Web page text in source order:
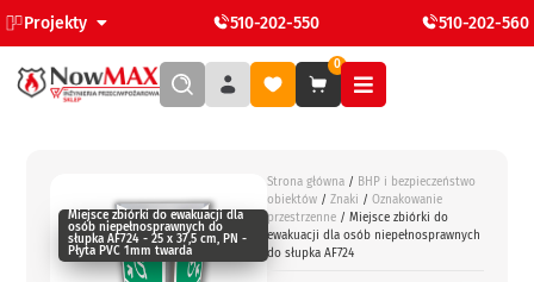
Projekty 510-202-550 510-202-560
0
Miejsce zbiórki do ewakuacji dla
osób niepełnosprawnych do
słupka AF724 - 25 x 37,5 cm, PN -
Płyta PVC 1mm twarda
Strona główna / BHP i bezpieczeństwo
obiektów / Znaki / Oznakowanie
przestrzenne / Miejsce zbiórki do
ewakuacji dla osób niepełnosprawnych
do słupka AF724